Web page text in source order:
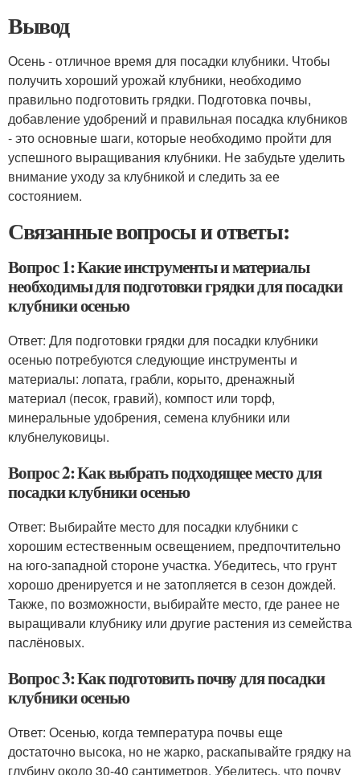
Вывод
Осень - отличное время для посадки клубники. Чтобы
получить хороший урожай клубники, необходимо
правильно подготовить грядки. Подготовка почвы,
добавление удобрений и правильная посадка клубников
- это основные шаги, которые необходимо пройти для
успешного выращивания клубники. Не забудьте уделить
внимание уходу за клубникой и следить за ее
состоянием.
Связанные вопросы и ответы:
Вопрос 1: Какие инструменты и материалы
необходимы для подготовки грядки для посадки
клубники осенью
Ответ: Для подготовки грядки для посадки клубники
осенью потребуются следующие инструменты и
материалы: лопата, грабли, корыто, дренажный
материал (песок, гравий), компост или торф,
минеральные удобрения, семена клубники или
клубнелуковицы.
Вопрос 2: Как выбрать подходящее место для
посадки клубники осенью
Ответ: Выбирайте место для посадки клубники с
хорошим естественным освещением, предпочтительно
на юго-западной стороне участка. Убедитесь, что грунт
хорошо дренируется и не затопляется в сезон дождей.
Также, по возможности, выбирайте место, где ранее не
выращивали клубнику или другие растения из семейства
паслёновых.
Вопрос 3: Как подготовить почву для посадки
клубники осенью
Ответ: Осенью, когда температура почвы еще
достаточно высока, но не жарко, раскапывайте грядку на
глубину около 30-40 сантиметров. Убедитесь, что почву